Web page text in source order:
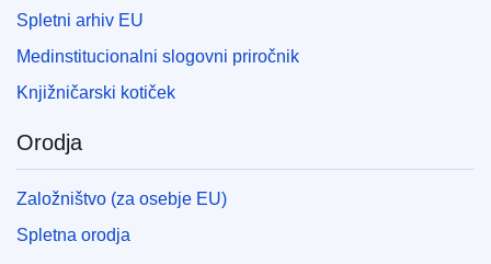
Spletni arhiv EU
Medinstitucionalni slogovni priročnik
Knjižničarski kotiček
Orodja
Založništvo (za osebje EU)
Spletna orodja